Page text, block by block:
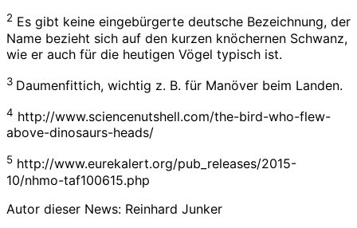
2 Es gibt keine eingebürgerte deutsche Bezeichnung, der
Name bezieht sich auf den kurzen knöchernen Schwanz,
wie er auch für die heutigen Vögel typisch ist.
3 Daumenfittich, wichtig z. B. für Manöver beim Landen.
4 http://www.sciencenutshell.com/the-bird-who-flew-
above-dinosaurs-heads/
5 http://www.eurekalert.org/pub_releases/2015-
10/nhmo-taf100615.php
Autor dieser News: Reinhard Junker